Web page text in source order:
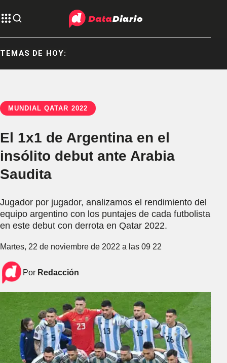
TEMAS DE HOY:
MUNDIAL QATAR 2022
El 1x1 de Argentina en el
insólito debut ante Arabia
Saudita
Jugador por jugador, analizamos el rendimiento del
equipo argentino con los puntajes de cada futbolista
en este debut con derrota en Qatar 2022.
Martes, 22 de noviembre de 2022 a las 09 22
Por Redacción